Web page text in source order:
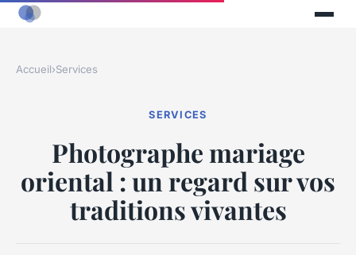
Accueil›Services
SERVICES
Photographe mariage
oriental : un regard sur vos
traditions vivantes